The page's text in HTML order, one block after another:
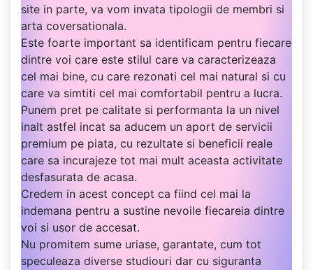
site in parte, va vom invata tipologii de membri si
arta coversationala.
Este foarte important sa identificam pentru fiecare
dintre voi care este stilul care va caracterizeaza
cel mai bine, cu care rezonati cel mai natural si cu
care va simtiti cel mai comfortabil pentru a lucra.
Punem pret pe calitate si performanta la un nivel
inalt astfel incat sa aducem un aport de servicii
premium pe piata, cu rezultate si beneficii reale
care sa incurajeze tot mai mult aceasta activitate
desfasurata de acasa.
Credem in acest concept ca fiind cel mai la
indemana pentru a sustine nevoile fiecareia dintre
voi si usor de accesat.
Nu promitem sume uriase, garantate, cum tot
speculeaza diverse studiouri dar cu siguranta